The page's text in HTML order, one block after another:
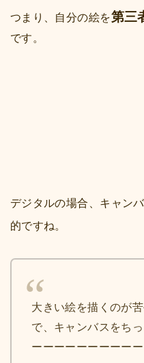
つまり、自分の絵を第三
です。
デジタルの場合、キャン
的ですね。
大きい絵を描くのが
で、キャンバスをち
ーーーーーーーーー